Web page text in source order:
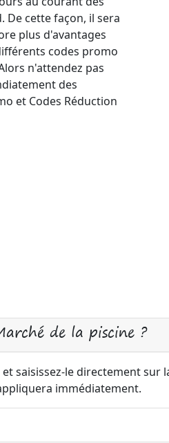
De cette façon, il sera
plus d'avantages
codes promo
n'attendez pas
des
et Codes Réduction
de la piscine ?
saisissez-le directement sur
immédiatement.